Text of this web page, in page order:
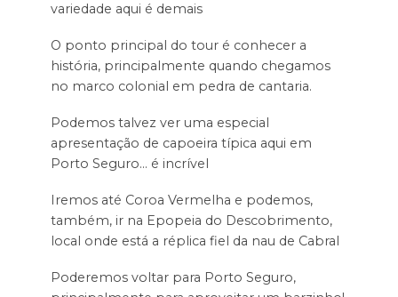
variedade aqui é demais
O ponto principal do tour é conhecer a
história, principalmente quando chegamos
no marco colonial em pedra de cantaria.
Podemos talvez ver uma especial
apresentação de capoeira típica aqui em
Porto Seguro… é incrível
Iremos até Coroa Vermelha e podemos,
também, ir na Epopeia do Descobrimento,
local onde está a réplica fiel da nau de Cabral
Poderemos voltar para Porto Seguro,